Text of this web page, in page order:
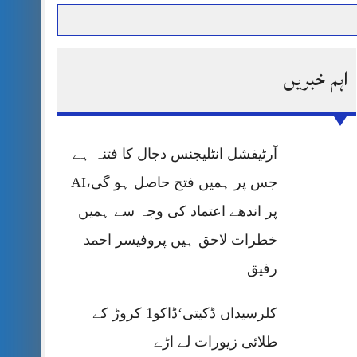
پر قربان
پریس کانفرنس
اہم خبریں
آرٹیفشل انٹلیجنس دجال کا فتنہ ہے
جس پر ہمیں فتح حاصل ہو گی،AI
پر اندھے اعتماد کی وجہ سے ہمیں
خطرات لاحق ہیں پروفیسر احمد
رفیق
کلرسیداں ڈکیتی‘ڈاکو1 کروڑ کے
طلائی زیورات لے اڑے